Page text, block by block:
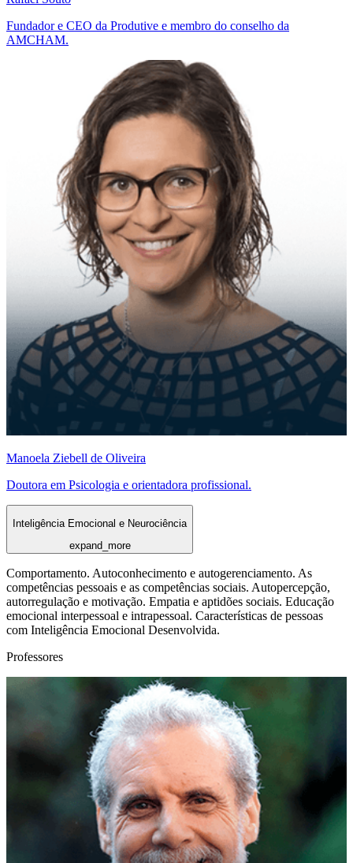
Fundador e CEO da Produtive e membro do conselho da
AMCHAM.
Manoela Ziebell de Oliveira
Doutora em Psicologia e orientadora profissional.
Inteligência Emocional e Neurociência
expand_more
Comportamento. Autoconhecimento e autogerenciamento. As
competências pessoais e as competências sociais. Autopercepção,
autorregulação e motivação. Empatia e aptidões sociais. Educação
emocional interpessoal e intrapessoal. Características de pessoas
com Inteligência Emocional Desenvolvida.
Professores